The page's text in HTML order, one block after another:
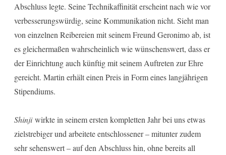
Abschluss legte. Seine Technikaffinität erscheint nach wie vor
verbesserungswürdig, seine Kommunikation nicht. Sieht man
von einzelnen Reibereien mit seinem Freund Geronimo ab, ist
es gleichermaßen wahrscheinlich wie wünschenswert, dass er
der Einrichtung auch künftig mit seinem Auftreten zur Ehre
gereicht. Martin erhält einen Preis in Form eines langjährigen
Stipendiums.
Shinjiwirkte in seinem ersten kompletten Jahr bei uns etwas
zielstrebiger und arbeitete entschlossener – mitunter zudem
sehr sehenswert – auf den Abschluss hin, ohne bereits all